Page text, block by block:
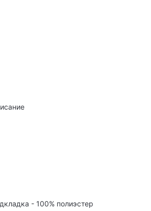
- 100% полиэстер